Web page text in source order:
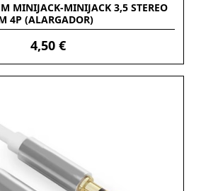
MINIJACK-MINIJACK 3,5 STEREO
4P (ALARGADOR)
4,50 €